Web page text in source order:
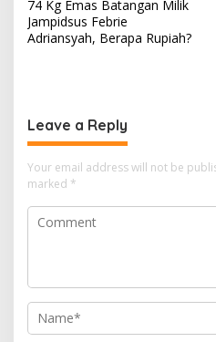
o
s
a
v
i
g
a
o
n
74 Kg Emas Batangan Milik
Jampidsus Febrie
Adriansyah, Berapa Rupiah?
Leave a Reply
Your email address will not be
marked *